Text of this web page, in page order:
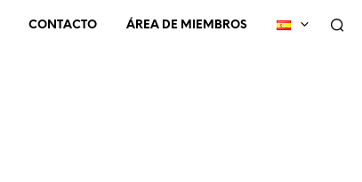
CONTACTO ÁREA DE MIEMBROS